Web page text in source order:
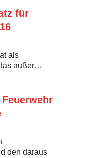
für
als
außer…
den daraus